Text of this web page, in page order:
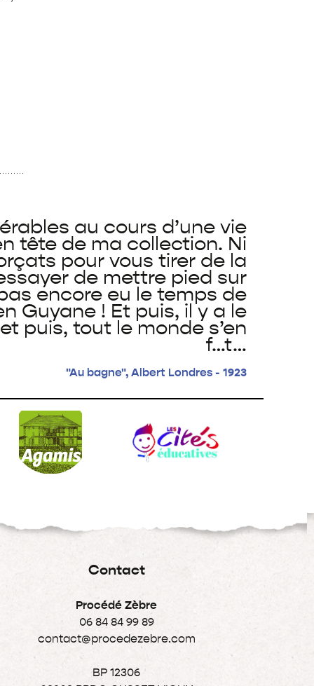
au cours d’une vie
tête de ma collection. Ni
pour vous tirer de la
de mettre pied sur
encore eu le temps de
Guyane ! Et puis, il y a le
puis, tout le monde s’en
f…t…
"Au bagne", Albert Londres - 1923
Contact
Procédé Zèbre
06 84 84 99 89
contact@procedezebre.com
BP 12306